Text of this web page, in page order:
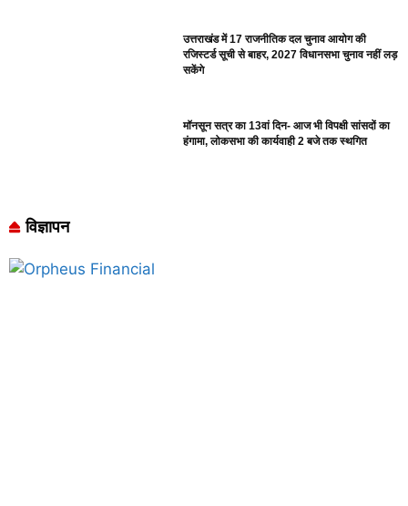
उत्तराखंड में 17 राजनीतिक दल चुनाव आयोग की
रजिस्टर्ड सूची से बाहर, 2027 विधानसभा चुनाव नहीं लड़
सकेंगे
मॉनसून सत्र का 13वां दिन- आज भी विपक्षी सांसदों का
हंगामा, लोकसभा की कार्यवाही 2 बजे तक स्थगित
विज्ञापन